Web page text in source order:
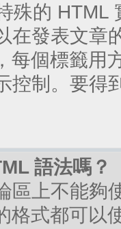
殊的 HTML
在發表文章
每個標籤用
控制。要得
語法嗎？
區上不能夠
格式都可以